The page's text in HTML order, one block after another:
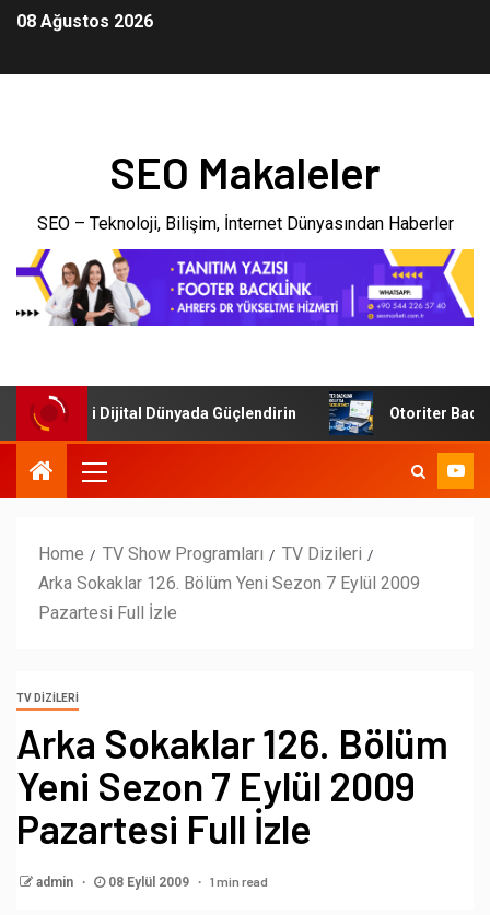
08 Ağustos 2026
SEO Makaleler
SEO – Teknoloji, Bilişim, İnternet Dünyasından Haberler
Dijital Dünyada Güçlendirin Otoriter Backlink
Home TV Show Programları
TV Dizileri
Arka Sokaklar 126. Bölüm Yeni Sezon 7 Eylül 2009
Pazartesi Full İzle
TV DIZILERI
Arka Sokaklar 126. Bölüm
Yeni Sezon 7 Eylül 2009
Pazartesi Full İzle
admin 08 Eylül 2009 1 min read